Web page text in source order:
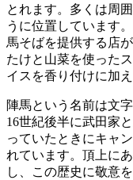
とれます。多くは周
うに位置しています
馬そばを提供する店
たけと山菜を使った
イスを香り付けに加
陣馬という名前は文
16世紀後半に武田家
っていたときにキャ
れています。頂上に
し、この歴史に敬意